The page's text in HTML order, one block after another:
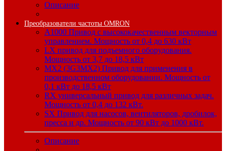
Описание
Преобразователи частоты OMRON
A1000 Привод с высококачественным векторным
управлением. Мощность от 0,4 до 630 кВт
LX привод для подъемного оборудования.
Мощность от 3,7 до 18,5 кВт
MX2 (3G3MX2) Привод для применения в
производственном оборудовании. Мощность от
0,1 кВт до 18,5 кВт
RX универсальный привод для различных задач.
Мощность от 0,4 до 132 кВт.
SX Привод для насосов, вентиляторов, дробилок,
пресса и др. Мощность от 90 кВт до 1000 кВт.
Описание